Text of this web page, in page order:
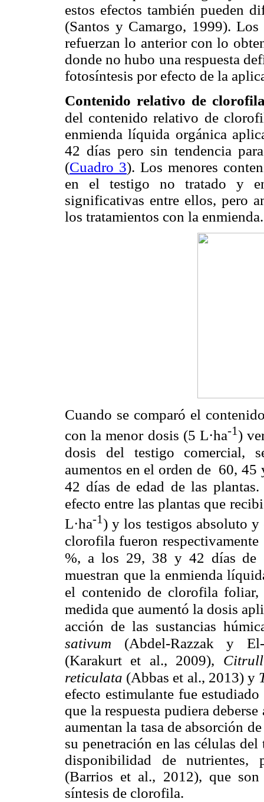
estos efectos también pueden
(Santos y Camargo, 1999).
refuerzan lo anterior con lo
donde no hubo una respuesta
fotosíntesis por efecto de la
Contenido relativo de
del contenido relativo de
enmienda líquida orgánica
42 días pero sin tendencia
(Cuadro 3). Los menores
en el testigo no tratado y
significativas entre ellos, pero
los tratamientos con la enmienda.
Cuando se comparó el
con la menor dosis (5 L·ha-1)
dosis del testigo comercial,
aumentos en el orden de 60,
42 días de edad de las
efecto entre las plantas que
L·ha-1) y los testigos absoluto y
clorofila fueron
%, a los 29, 38 y 42 días de
muestran que la enmienda
el contenido de clorofila foliar,
medida que aumentó la dosis
acción de las sustancias
sativum (Abdel-Razzak y
(Karakurt et al., 2009),
reticulata (Abbas et al., 2013) y
efecto estimulante fue
que la respuesta pudiera
aumentan la tasa de absorción
su penetración en las células
disponibilidad de nutrientes,
(Barrios et al., 2012), que son
síntesis de clorofila.